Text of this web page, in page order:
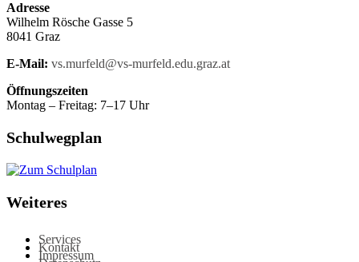
Adresse
Wilhelm Rösche Gasse 5
8041 Graz
E-Mail: vs.murfeld@vs-murfeld.edu.graz.at
Öffnungszeiten
Montag – Freitag: 7–17 Uhr
Schulwegplan
Weiteres
Services
Kontakt
Impressum